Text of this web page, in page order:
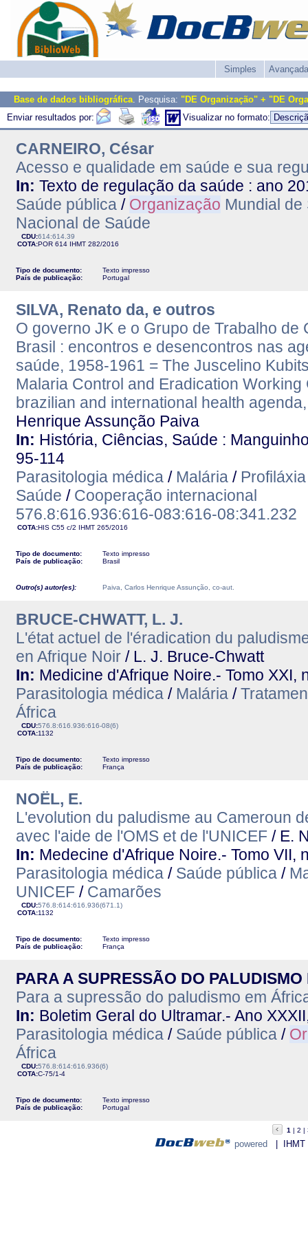
Simples Avançada
Base de dados bibliográfica. Pesquisa: "DE Organização" + "DE
Enviar resultados por:
Visualizar no formato:
CARNEIRO, César
Acesso e qualidade em saúde e sua
In: Texto de regulação da saúde : ano
Saúde pública / Organização Mundial de
Nacional de Saúde
CDU:614:614.39
COTA:POR 614 IHMT 282/2016
Tipo de documento:
Texto impresso
País de publicação:
Portugal
SILVA, Renato da, e outros
O governo JK e o Grupo de Trabalho
Brasil : encontros e desencontros nas
saúde, 1958-1961 = The Juscelino
Malaria Control and Eradication
brazilian and international health
Henrique Assunção Paiva
In: História, Ciências, Saúde :
95-114
Parasitologia médica / Malária / Profiláxia
Saúde / Cooperação internacional
576.8:616.936:616-083:616-08:341.232
COTA:HIS C55 c/2 IHMT 265/2016
Tipo de documento:
Texto impresso
País de publicação:
Brasil
Outro(s) autor(es): Paiva, Carlos Henrique Assunção, co-aut.
BRUCE-CHWATT, L. J.
L'état actuel de l'éradication du
en Afrique Noir / L. J. Bruce-Chwatt
In: Medicine d'Afrique Noire.- Tomo XXI,
Parasitologia médica / Malária /
África
CDU:576.8:616.936:616-08(6)
COTA:1132
Tipo de documento:
Texto impresso
País de publicação:
França
NOËL, E.
L'evolution du paludisme au Cameroun
avec l'aide de l'OMS et de l'UNICEF / E.
In: Medecine d'Afrique Noire.- Tomo VII,
Parasitologia médica / Saúde pública /
UNICEF / Camarões
CDU:576.8:614:616.936(671.1)
COTA:1132
Tipo de documento:
Texto impresso
País de publicação:
França
PARA A SUPRESSÃO DO
Para a supressão do paludismo em
In: Boletim Geral do Ultramar.- Ano
Parasitologia médica / Saúde pública /
África
CDU:576.8:614:616.936(6)
COTA:C-75/1-4
Tipo de documento:
Texto impresso
País de publicação:
Portugal
1 2
powered | IHMT -